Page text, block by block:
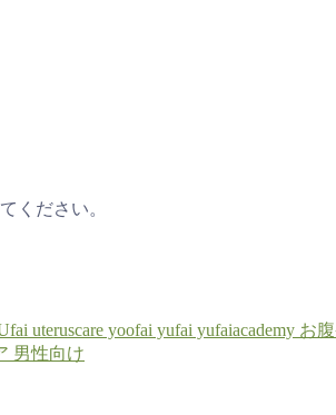
ください。
uteruscare yoofai yufai yufaiacademy お
男性向け